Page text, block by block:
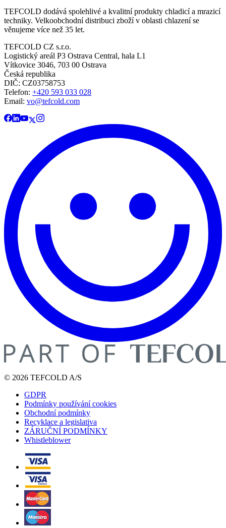
TEFCOLD dodává spolehlivé a kvalitní produkty chladicí a mrazicí
techniky. Velkoobchodní distribuci zboží v oblasti chlazení se
věnujeme více než 35 let.
TEFCOLD CZ s.r.o.
Logistický areál P3 Ostrava Central, hala L1
Vítkovice 3046, 703 00 Ostrava
Česká republika
DIČ: CZ03758753​​​​​​
Telefon: +420 593 033 028
Email: vo@tefcold.com
© 2026 TEFCOLD A/S
GDPR
Podmínky používání cookies
Obchodní podmínky
Recyklace a legislativa
ZÁRUČNÍ PODMÍNKY
Whistleblower